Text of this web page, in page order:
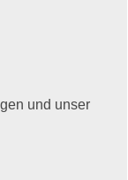
und unser